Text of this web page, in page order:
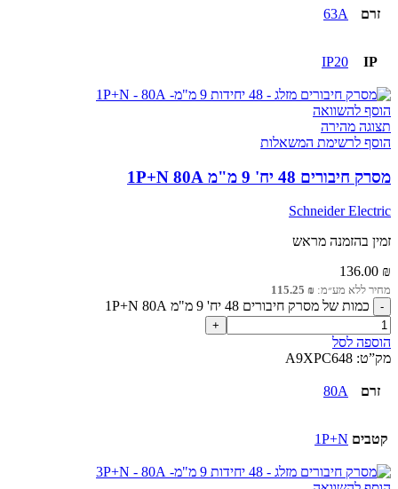
זרם 63A
IP
IP20
הוסף להשוואה
תצוגה מהירה
הוסף לרשימת המשאלות
מסרק חיבורים 48 יח' 9 מ"מ 1P+N 80A
Schneider Electric
זמין בהזמנה מראש
136.00 ₪
מחיר ללא מע״מ: 115.25 ₪
כמות של מסרק חיבורים 48 יח' 9 מ"מ 1P+N 80A
הוספה לסל
מק”ט: A9XPC648
זרם 80A
קטבים 1P+N